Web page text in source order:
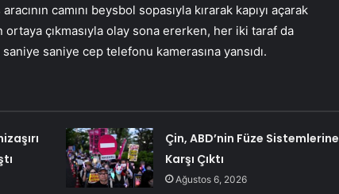
camını beysbol sopasıyla kırarak kapıyı açarak
çıkmasıyla olay sona ererken, her iki taraf da
saniye cep telefonu kamerasına yansıdı.
Çin, ABD’nin Füze Sistemlerine
Karşı Çıktı
Ağustos 6, 2026